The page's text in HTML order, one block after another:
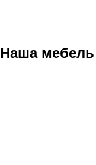
Наша мебель